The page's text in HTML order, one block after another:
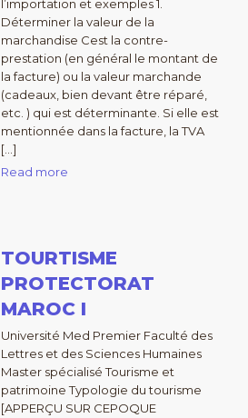
l’importation et exemples 1.
Déterminer la valeur de la
marchandise Cest la contre-
prestation (en général le montant de
la facture) ou la valeur marchande
(cadeaux, bien devant être réparé,
etc. ) qui est déterminante. Si elle est
mentionnée dans la facture, la TVA
[…]
Read more
TOURTISME
PROTECTORAT
MAROC I
Université Med Premier Faculté des
Lettres et des Sciences Humaines
Master spécialisé Tourisme et
patrimoine Typologie du tourisme
[APPERÇU SUR CEPOQUE